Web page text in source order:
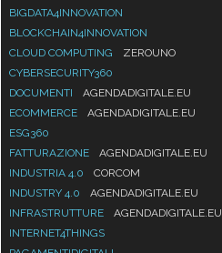
BIGDATA4INNOVATION
BLOCKCHAIN4INNOVATION
CLOUD COMPUTING
ZEROUNO
CYBERSECURITY360
DOCUMENTI
AGENDADIGITALE.EU
ECOMMERCE
AGENDADIGITALE.EU
ESG360
FATTURAZIONE
AGENDADIGITALE.EU
INDUSTRIA 4.0
CORCOM
INDUSTRY 4.0
AGENDADIGITALE.EU
INFRASTRUTTURE
AGENDADIGITALE.EU
INTERNET4THINGS